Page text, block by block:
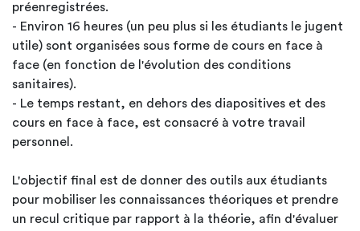
préenregistrées.
- Environ 16 heures (un peu plus si les étudiants le jugent
utile) sont organisées sous forme de cours en face à
face (en fonction de l'évolution des conditions
sanitaires).
- Le temps restant, en dehors des diapositives et des
cours en face à face, est consacré à votre travail
personnel.
L'objectif final est de donner des outils aux étudiants
pour mobiliser les connaissances théoriques et prendre
un recul critique par rapport à la théorie, afin d'évaluer